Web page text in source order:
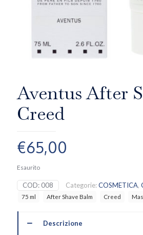
Aventus After
Creed
€65,00
Esaurito
COD: 008 Categorie:COSMETICA,
75 ml After Shave Balm Creed
Descrizione